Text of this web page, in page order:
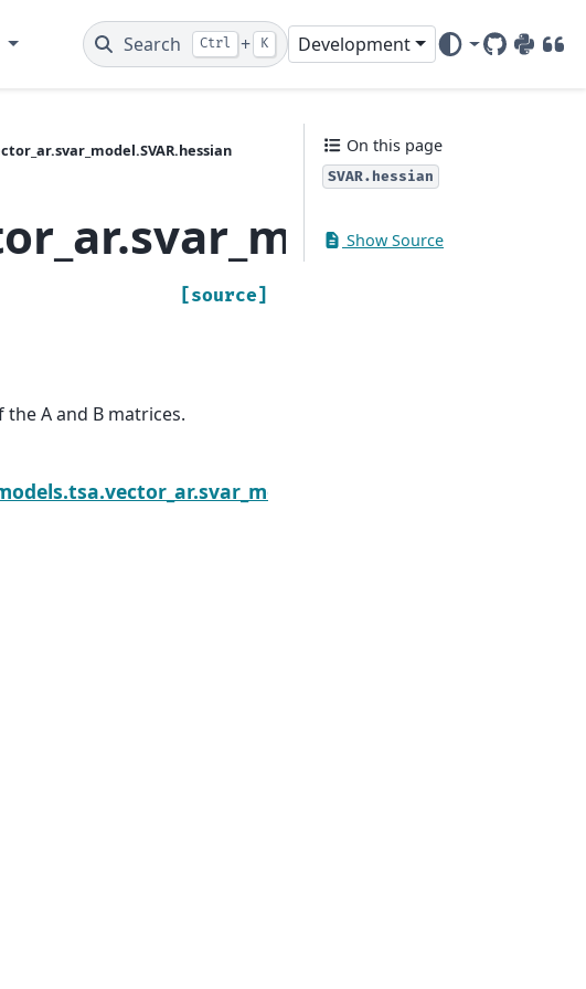
Search Ctrl + K Development
GitHub
PyPIDOI
[source]
A and B matrices.
On this page
SVAR.hessian
Show Source